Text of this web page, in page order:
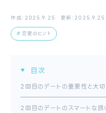
作成：2025.9.25 更新：2025.9.25
恋愛のヒント
目次
2回目のデートの重要性と大切
2回目のデートのスマートな誘